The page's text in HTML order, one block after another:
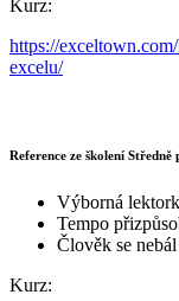
Kurz:
https://
excelu/
Reference ze školení
Výborná
Tempo
Člověk se
Kurz: